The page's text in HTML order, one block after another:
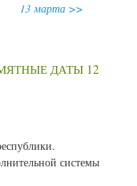
13 марта >>
ДАТЫ 12
системы